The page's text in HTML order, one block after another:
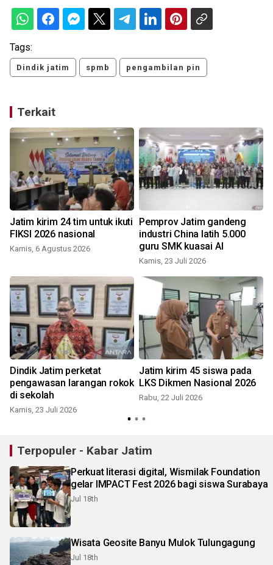
Tags:
Dindik jatim spmb pengambilan pin
Terkait
Jatim kirim 24 tim untuk ikuti
FIKSI 2026 nasional
Kamis, 6 Agustus 2026
Pemprov Jatim gandeng
industri China latih 5.000
guru SMK kuasai AI
Kamis, 23 Juli 2026
Dindik Jatim perketat
pengawasan larangan rokok
di sekolah
Kamis, 23 Juli 2026
Jatim kirim 45 siswa pada
LKS Dikmen Nasional 2026
Rabu, 22 Juli 2026
Terpopuler - Kabar Jatim
Perkuat literasi digital, Wismilak Foundation
gelar IMPACT Fest 2026 bagi siswa Surabaya
Jul 18th
Wisata Geosite Banyu Mulok Tulungagung
Jul 18th